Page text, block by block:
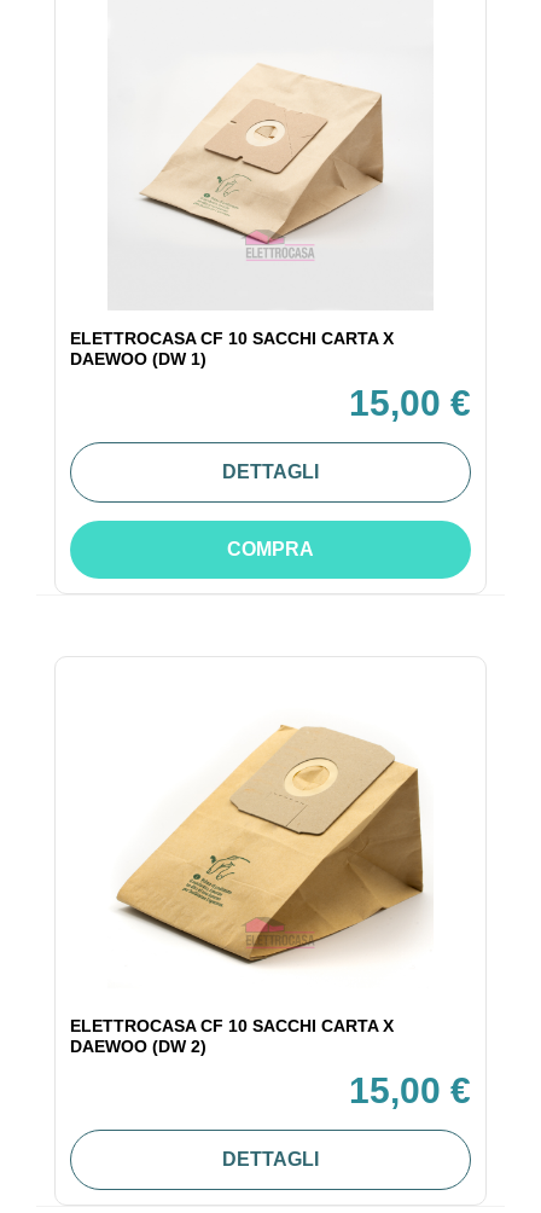
ELETTROCASA CF 10 SACCHI CARTA X
DAEWOO (DW 1)
15,00 €
DETTAGLI
COMPRA
ELETTROCASA CF 10 SACCHI CARTA X
DAEWOO (DW 2)
15,00 €
DETTAGLI